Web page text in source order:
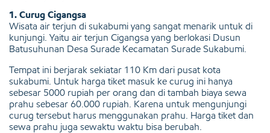
1. Curug Cigangsa
Wisata air terjun di sukabumi yang sangat menarik untuk di
kunjungi. Yaitu air terjun Cigangsa yang berlokasi Dusun
Batusuhunan Desa Surade Kecamatan Surade Sukabumi.
Tempat ini berjarak sekiatar 110 Km dari pusat kota
sukabumi. Untuk harga tiket masuk ke curug ini hanya
sebesar 5000 rupiah per orang dan di tambah biaya sewa
prahu sebesar 60.000 rupiah. Karena untuk mengunjungi
curug tersebut harus menggunakan prahu. Harga tiket dan
sewa prahu juga sewaktu waktu bisa berubah.